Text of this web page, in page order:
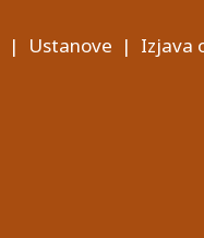
| Ustanove | Izjava